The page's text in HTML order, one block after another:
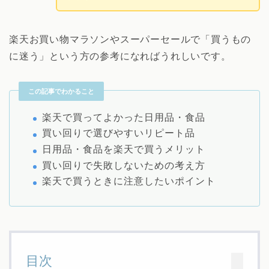
楽天お買い物マラソンやスーパーセールで「買うもの
に迷う」という方の参考になればうれしいです。
この記事でわかること
楽天で買ってよかった日用品・食品
買い回りで選びやすいリピート品
日用品・食品を楽天で買うメリット
買い回りで失敗しないための考え方
楽天で買うときに注意したいポイント
目次